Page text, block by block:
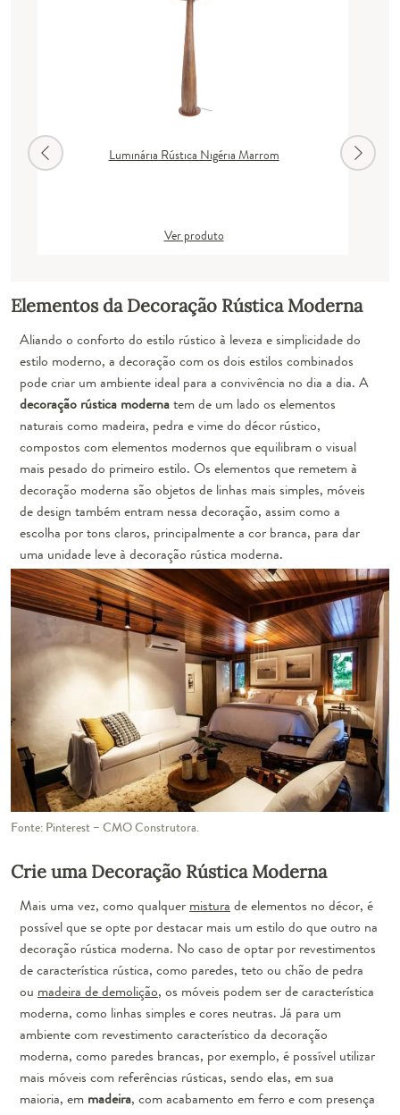
Luminária Rústica Nigéria Marrom
Ver produto
Elementos da Decoração Rústica Moderna
Aliando o conforto do estilo rústico à leveza e simplicidade do
estilo moderno, a decoração com os dois estilos combinados
pode criar um ambiente ideal para a convivência no dia a dia. A
decoração rústica modernatem de um lado os elementos
naturais como madeira, pedra e vime do décor rústico,
compostos com elementos modernos que equilibram o visual
mais pesado do primeiro estilo. Os elementos que remetem à
decoração moderna são objetos de linhas mais simples, móveis
de design também entram nessa decoração, assim como a
escolha por tons claros, principalmente a cor branca, para dar
uma unidade leve à decoração rústica moderna.
Fonte: Pinterest – CMO Construtora.
Crie uma Decoração Rústica Moderna
Mais uma vez, como qualquer mistura de elementos no décor, é
possível que se opte por destacar mais um estilo do que outro na
decoração rústica moderna. No caso de optar por revestimentos
de característica rústica, como paredes, teto ou chão de pedra
ou madeira de demolição, os móveis podem ser de característica
moderna, como linhas simples e cores neutras. Já para um
ambiente com revestimento característico da decoração
moderna, como paredes brancas, por exemplo, é possível utilizar
mais móveis com referências rústicas, sendo elas, em sua
maioria, em madeira, com acabamento em ferro e com presença